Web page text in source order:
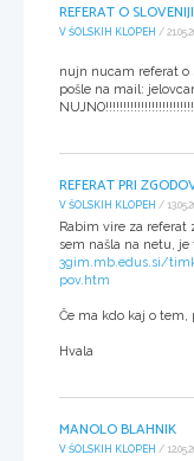
REFERAT O SLOVENIJI
V ŠOLSKIH KLOPEH /
nujn nucam referat o
pošle na mail:
REFERAT PRI
V ŠOLSKIH KLOPEH /
Rabim vire za referat
sem našla na netu, je
3gim.mb.edus.si/
pov.htm
Če ma kdo kaj o tem,
Hvala
MANOLO BLAHNIK
V ŠOLSKIH KLOPEH /